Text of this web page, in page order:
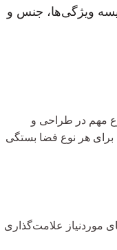
ویژگی‌ها، جنس و
مهم در طراحی و
هر نوع فضا بستگی
موردنیاز علامت‌گذاری